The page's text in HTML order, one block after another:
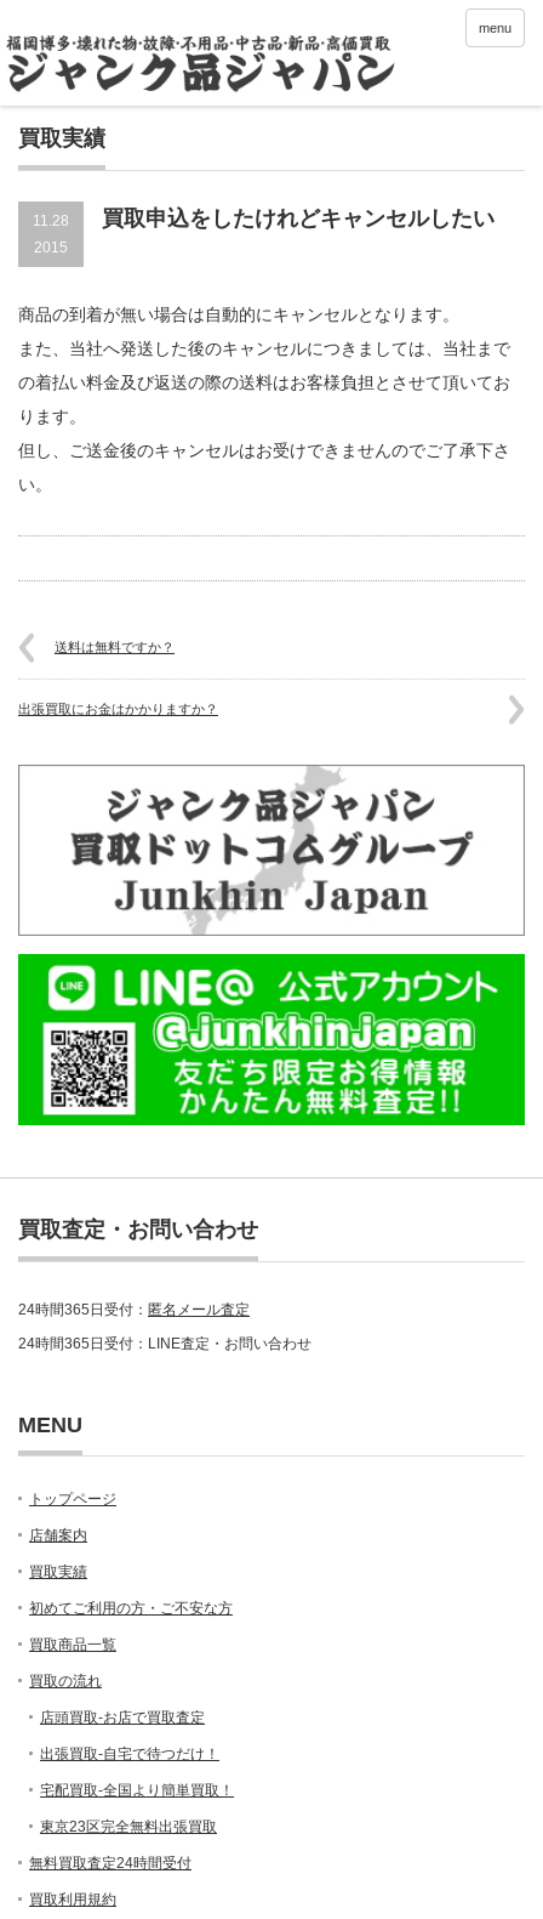
menu
買取実績
11.28
2015
買取申込をしたけれどキャンセルしたい
商品の到着が無い場合は自動的にキャンセルとなります。
また、当社へ発送した後のキャンセルにつきましては、当社まで
の着払い料金及び返送の際の送料はお客様負担とさせて頂いてお
ります。
但し、ご送金後のキャンセルはお受けできませんのでご了承下さ
い。
送料は無料ですか？
出張買取にお金はかかりますか？
買取査定・お問い合わせ
24時間365日受付： 匿名メール査定
24時間365日受付：LINE査定・お問い合わせ
MENU
トップページ
店舗案内
買取実績
初めてご利用の方・ご不安な方
買取商品一覧
買取の流れ
店頭買取-お店で買取査定
出張買取-自宅で待つだけ！
宅配買取-全国より簡単買取！
東京23区完全無料出張買取
無料買取査定24時間受付
買取利用規約